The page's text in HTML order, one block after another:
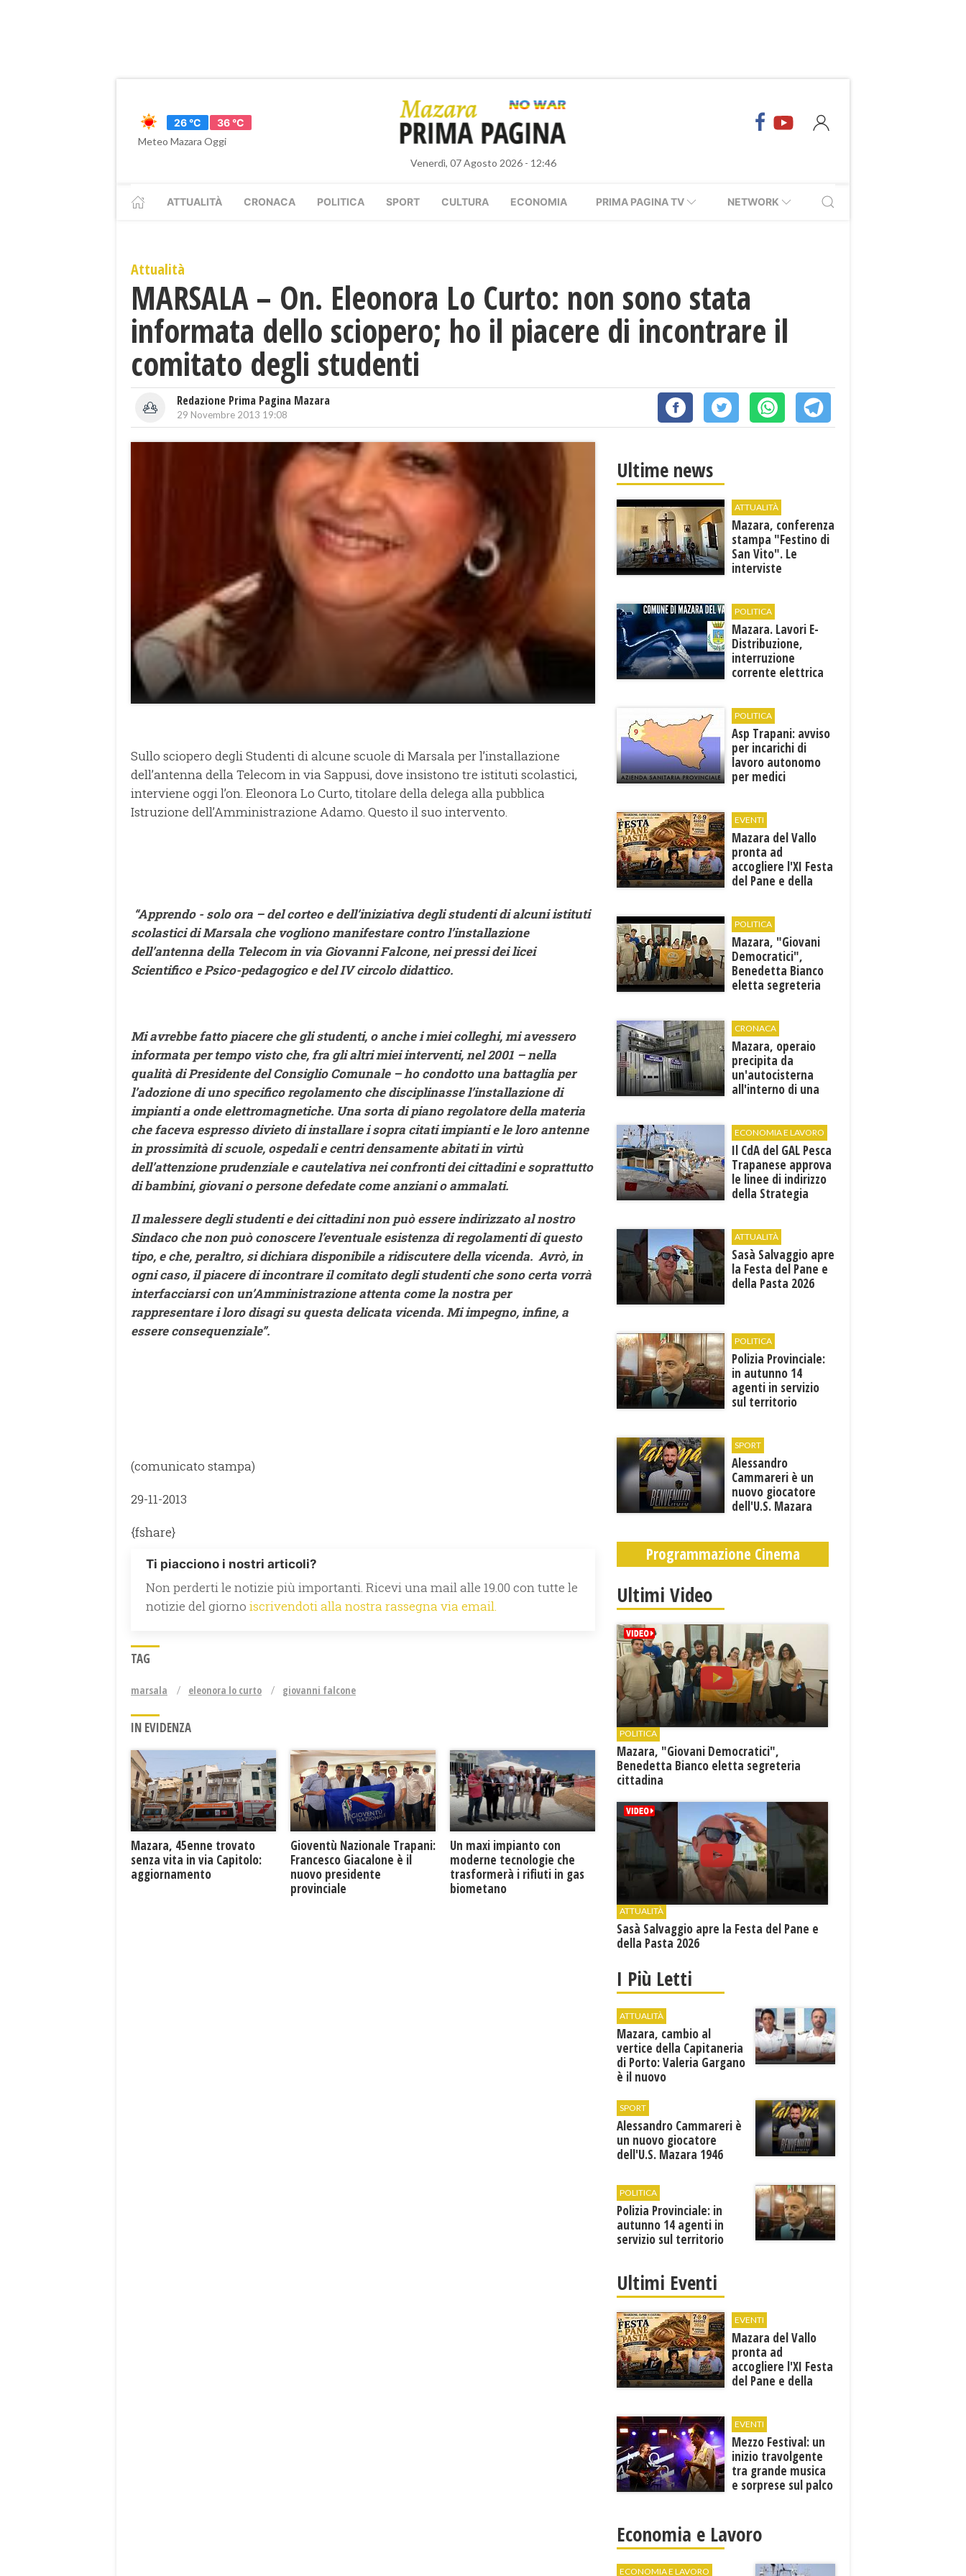
26 °C
36 °C
Meteo Mazara Oggi
Venerdì, 07 Agosto 2026 - 12:46
ATTUALITÀ CRONACA POLITICA SPORT CULTURA ECONOMIA PRIMA PAGINA TV NETWORK
Attualità
MARSALA – On. Eleonora Lo Curto: non sono stata
informata dello sciopero; ho il piacere di incontrare il
comitato degli studenti
Redazione Prima Pagina Mazara
29 Novembre 2013 19:08
Sullo sciopero degli Studenti di alcune scuole di Marsala per l’installazione
dell’antenna della Telecom in via Sappusi, dove insistono tre istituti scolastici,
interviene oggi l’on. Eleonora Lo Curto, titolare della delega alla pubblica
Istruzione dell’Amministrazione Adamo. Questo il suo intervento.
“Apprendo - solo ora – del corteo e dell’iniziativa degli studenti di alcuni istituti
scolastici di Marsala che vogliono manifestare contro l’installazione
dell’antenna della Telecom in via Giovanni Falcone, nei pressi dei licei
Scientifico e Psico-pedagogico e del IV circolo didattico.
Mi avrebbe fatto piacere che gli studenti, o anche i miei colleghi, mi avessero
informata per tempo visto che, fra gli altri miei interventi, nel 2001 – nella
qualità di Presidente del Consiglio Comunale – ho condotto una battaglia per
l’adozione di uno specifico regolamento che disciplinasse l’installazione di
impianti a onde elettromagnetiche. Una sorta di piano regolatore della materia
che faceva espresso divieto di installare i sopra citati impianti e le loro antenne
in prossimità di scuole, ospedali e centri densamente abitati in virtù
dell’attenzione prudenziale e cautelativa nei confronti dei cittadini e soprattutto
di bambini, giovani o persone defedate come anziani o ammalati.
Il malessere degli studenti e dei cittadini non può essere indirizzato al nostro
Sindaco che non può conoscere l’eventuale esistenza di regolamenti di questo
tipo, e che, peraltro, si dichiara disponibile a ridiscutere della vicenda. Avrò, in
ogni caso, il piacere di incontrare il comitato degli studenti che sono certa vorrà
interfacciarsi con un’Amministrazione attenta come la nostra per
rappresentare i loro disagi su questa delicata vicenda. Mi impegno, infine, a
essere consequenziale”.
(comunicato stampa)
29-11-2013
{fshare}
Ti piacciono i nostri articoli?
Non perderti le notizie più importanti. Ricevi una mail alle 19.00 con tutte le
notizie del giorno iscrivendoti alla nostra rassegna via email.
TAG
marsala eleonora lo curto giovanni falcone
IN EVIDENZA
Mazara, 45enne trovato
senza vita in via Capitolo:
aggiornamento
Gioventù Nazionale Trapani:
Francesco Giacalone è il
nuovo presidente
provinciale
Un maxi impianto con
moderne tecnologie che
trasformerà i rifiuti in gas
biometano
Ultime news
ATTUALITÀ
Mazara, conferenza
stampa "Festino di
San Vito". Le
interviste
POLITICA
Mazara. Lavori E-
Distribuzione,
interruzione
corrente elettrica
POLITICA
Asp Trapani: avviso
per incarichi di
lavoro autonomo
per medici
EVENTI
Mazara del Vallo
pronta ad
accogliere l'XI Festa
del Pane e della
POLITICA
Mazara, "Giovani
Democratici",
Benedetta Bianco
eletta segreteria
CRONACA
Mazara, operaio
precipita da
un'autocisterna
all'interno di una
Sofia"
ECONOMIA E LAVORO
Il CdA del GAL Pesca
Trapanese approva
le linee di indirizzo
della Strategia
ATTUALITÀ
Sasà Salvaggio apre
la Festa del Pane e
della Pasta 2026
POLITICA
Polizia Provinciale:
in autunno 14
agenti in servizio
sul territorio
SPORT
Alessandro
Cammareri è un
nuovo giocatore
dell'U.S. Mazara
Programmazione Cinema
Ultimi Video
POLITICA
Mazara, "Giovani Democratici",
Benedetta Bianco eletta segreteria
cittadina
ATTUALITÀ
Sasà Salvaggio apre la Festa del Pane e
della Pasta 2026
I Più Letti
ATTUALITÀ
Mazara, cambio al
vertice della Capitaneria
di Porto: Valeria Gargano
è il nuovo
SPORT
Alessandro Cammareri è
un nuovo giocatore
dell'U.S. Mazara 1946
POLITICA
Polizia Provinciale: in
autunno 14 agenti in
servizio sul territorio
Ultimi Eventi
EVENTI
Mazara del Vallo
pronta ad
accogliere l'XI Festa
del Pane e della
EVENTI
Mezzo Festival: un
inizio travolgente
tra grande musica
e sorprese sul palco
Economia e Lavoro
ECONOMIA E LAVORO